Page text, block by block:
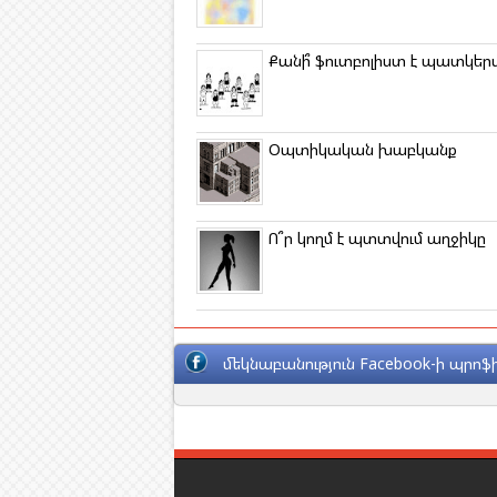
i
k
Քանի՞ ֆուտբոլիստ է
Օպտիկական խաբկանք
Ո՞ր կողմ է պտտվում աղջիկը
մեկնաբանություն Facebook-ի